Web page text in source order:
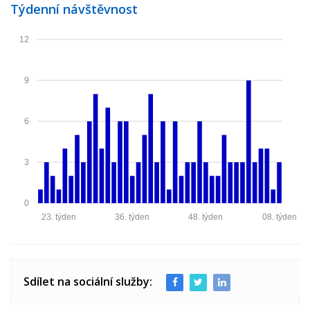
Týdenní návštěvnost
0
3
6
9
12
08. týden
48. týden
36. týden
23. týden
Sdílet na sociální služby: